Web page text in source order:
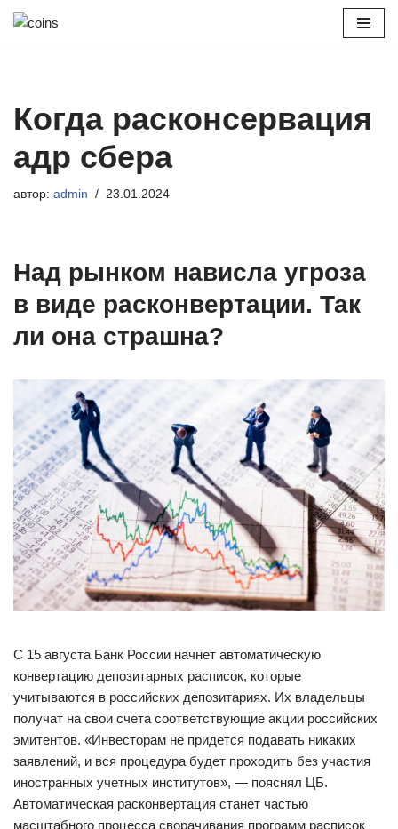
Когда расконсервация
адр сбера
автор: admin 23.01.2024
Над рынком нависла угроза
в виде расконвертации. Так
ли она страшна?
С 15 августа Банк России начнет автоматическую
конвертацию депозитарных расписок, которые
учитываются в российских депозитариях. Их владельцы
получат на свои счета соответствующие акции российских
эмитентов. «Инвесторам не придется подавать никаких
заявлений, и вся процедура будет проходить без участия
иностранных учетных институтов», — пояснял ЦБ.
Автоматическая расконвертация станет частью
масштабного процесса сворачивания программ расписок